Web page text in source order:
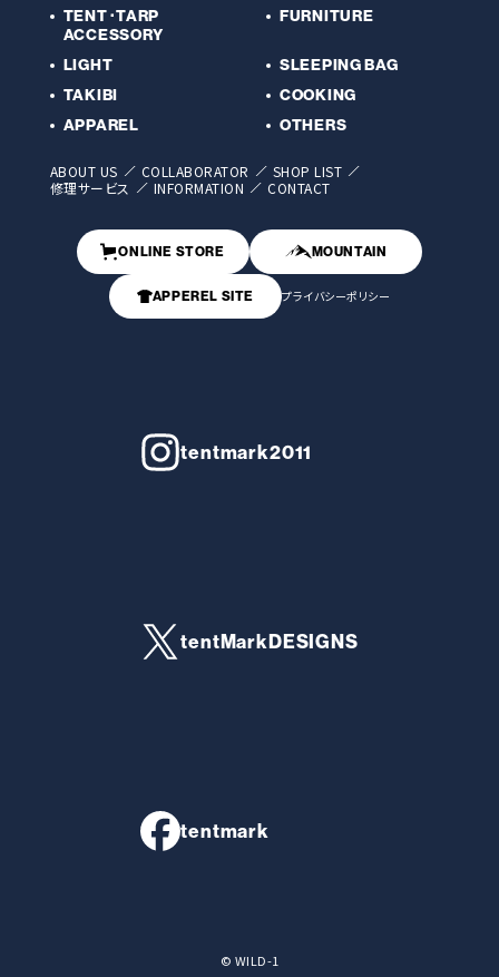
TENT･TARP
ACCESSORY
FURNITURE
LIGHT
SLEEPING BAG
TAKIBI
COOKING
APPAREL
OTHERS
ABOUT US COLLABORATOR
SHOP LIST
修理サービス
INFORMATION CONTACT
ONLINE STORE MOUNTAIN
APPEREL SITE プライバシーポリシー
tentmark2011
tentMarkDESIGNS
tentmark
© WILD-1